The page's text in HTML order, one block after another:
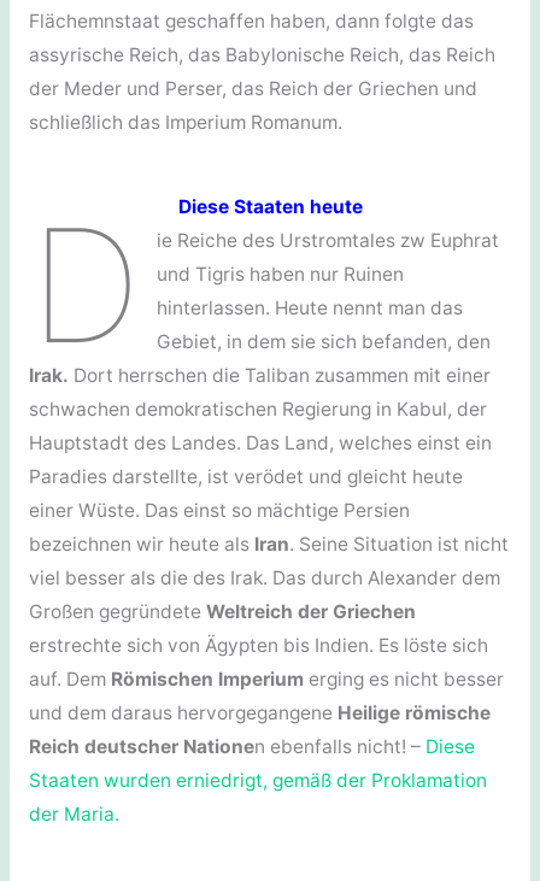
Flächemnstaat geschaffen haben, dann folgte das
assyrische Reich, das Babylonische Reich, das Reich
der Meder und Perser, das Reich der Griechen und
schließlich das Imperium Romanum.
Diese Staaten heute
D
ie Reiche des Urstromtales zw Euphrat
und Tigris haben nur Ruinen
hinterlassen. Heute nennt man das
Gebiet, in dem sie sich befanden, den
Irak. Dort herrschen die Taliban zusammen mit einer
schwachen demokratischen Regierung in Kabul, der
Hauptstadt des Landes. Das Land, welches einst ein
Paradies darstellte, ist verödet und gleicht heute
einer Wüste. Das einst so mächtige Persien
bezeichnen wir heute als Iran. Seine Situation ist nicht
viel besser als die des Irak. Das durch Alexander dem
Großen gegründete Weltreich der Griechen
erstrechte sich von Ägypten bis Indien. Es löste sich
auf. Dem Römischen Imperium erging es nicht besser
und dem daraus hervorgegangene Heilige römische
Reich deutscher Nationen ebenfalls nicht! – Diese
Staaten wurden erniedrigt, gemäß der Proklamation
der Maria.